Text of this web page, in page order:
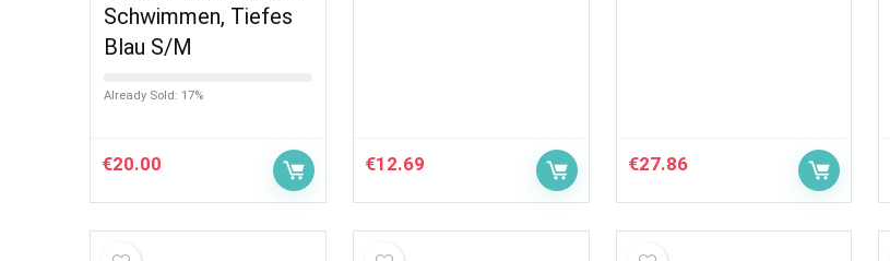
Schwimmen, Tiefes
Blau S/M
Already Sold: 17%
€20.00 €12.69 €27.86